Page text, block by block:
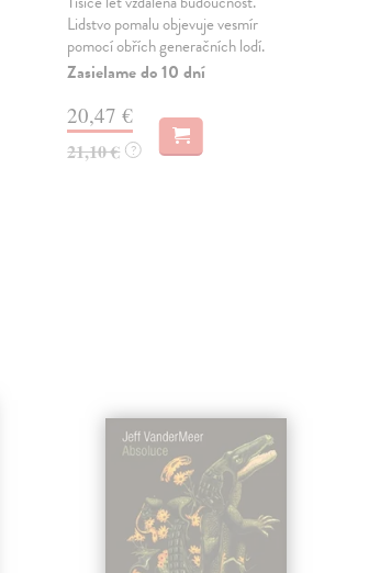
Lidstvo pomalu objevuje vesmír
pomocí obřích generačních lodí.
Zasielame do 10 dní
20,47 €
21,10 € ?